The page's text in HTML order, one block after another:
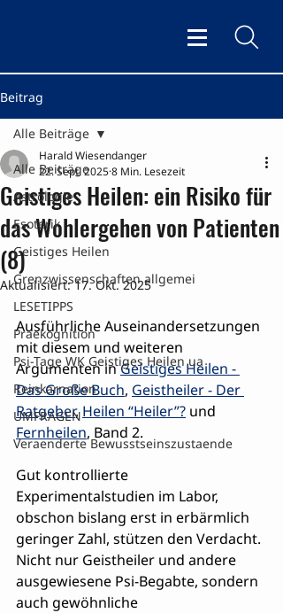
Beitrag
Alle Beiträge
Astrologie
Esoterik
Geistiges Heilen
Grenzwissenschaften allgemei
LESETIPPS
Praekognition
Psi-Tage WK Geistiges Heilen ua
Reinkarnation
UMFRAGEN
Veraenderte Bewusstseinszustaende
Alle Beiträge
Geistiges Heilen: ein Risiko für
das Wohlergehen von Patienten
(8)
Harald Wiesendanger
22. Sept. 20258 Min. Lesezeit
Aktualisiert:17. Okt. 2025
Ausführliche Auseinandersetzungen
mit diesem und weiteren
Argumenten in Geistiges Heilen -
Das Große Buch, Geistheiler - Der
Ratgeber, Heilen “Heiler”? und
Fernheilen, Band 2.
Gut kontrollierte
Experimentalstudien im Labor,
obschon bislang erst in erbärmlich
geringer Zahl, stützen den Verdacht.
Nicht nur Geistheiler und andere
ausgewiesene Psi-Begabte, sondern
auch gewöhnliche